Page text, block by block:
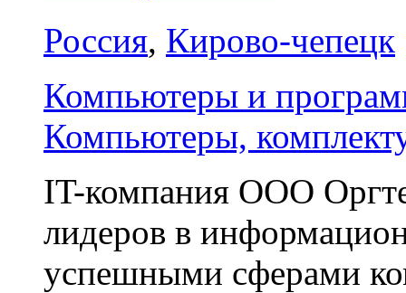
Россия, Кирово-чепецк
Компьютеры и
Компьютеры,
IT-компания ООО
лидеров в
успешными сферами